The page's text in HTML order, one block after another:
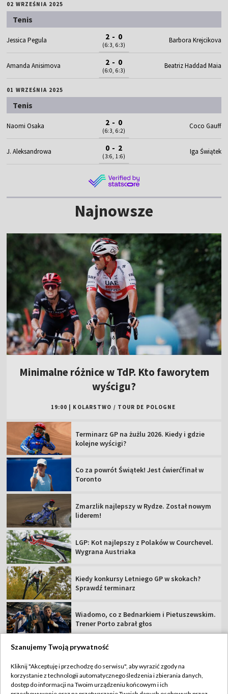
02 WRZEŚNIA 2025
Tenis
Jessica Pegula 2 - 0
(6:3, 6:3)
Barbora Krejcikova
Amanda Anisimova 2 - 0
(6:0, 6:3)
Beatriz Haddad Maia
01 WRZEŚNIA 2025
Tenis
Naomi Osaka 2 - 0
(6:3, 6:2)
Coco Gauff
J. Aleksandrowa 0 - 2
(3:6, 1:6)
Iga Świątek
Najnowsze
Minimalne różnice w TdP. Kto faworytem
wyścigu?
19:00 | KOLARSTWO / TOUR DE POLOGNE
Terminarz GP na żużlu 2026. Kiedy i gdzie
kolejne wyścigi?
Co za powrót Świątek! Jest ćwierćfinał w
Toronto
Zmarzlik najlepszy w Rydze. Został nowym
liderem!
LGP: Kot najlepszy z Polaków w Courchevel.
Wygrana Austriaka
Kiedy konkursy Letniego GP w skokach?
Sprawdź terminarz
Wiadomo, co z Bednarkiem i Pietuszewskim.
Trener Porto zabrał głos
TVP
Szanujemy Twoją prywatność
Kliknij "Akceptuję i przechodzę do serwisu", aby wyrazić zgody na
korzystanie z technologii automatycznego śledzenia i zbierania danych,
dostęp do informacji na Twoim urządzeniu końcowym i ich